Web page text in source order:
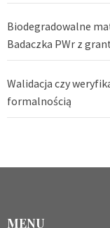
Biodegradowalne
Badaczka PWr z
Walidacja czy
formalnością
MENU